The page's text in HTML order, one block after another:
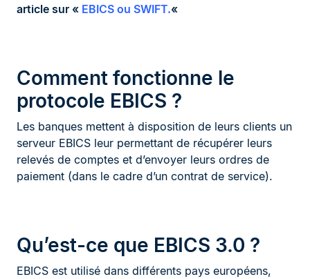
article sur « EBICS ou SWIFT.«
Comment fonctionne le
protocole EBICS ?
Les banques mettent à disposition de leurs clients un
serveur EBICS leur permettant de récupérer leurs
relevés de comptes et d’envoyer leurs ordres de
paiement (dans le cadre d’un contrat de service).
Qu’est-ce que EBICS 3.0 ?
EBICS est utilisé dans différents pays européens,